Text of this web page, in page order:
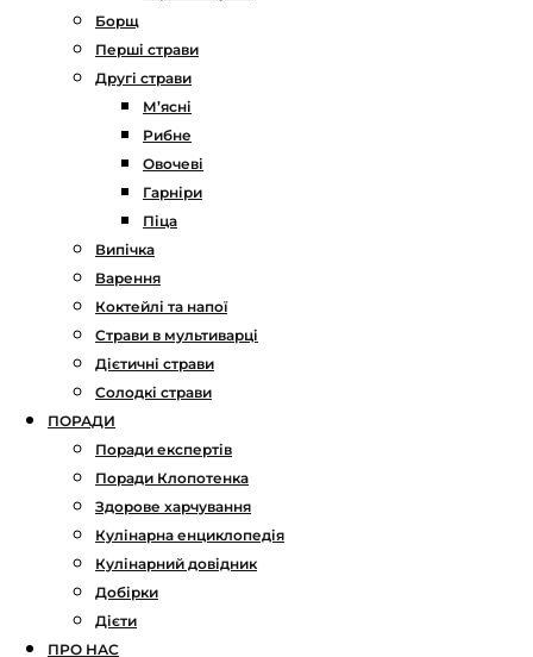
Борщ
Перші страви
Другі страви
М’ясні
Рибне
Овочеві
Гарніри
Піца
Випічка
Варення
Коктейлі та напої
Страви в мультиварці
Дієтичні страви
Солодкі страви
ПОРАДИ
Поради експертів
Поради Клопотенка
Здорове харчування
Кулінарна енциклопедія
Кулінарний довідник
Добірки
Дієти
ПРО НАС